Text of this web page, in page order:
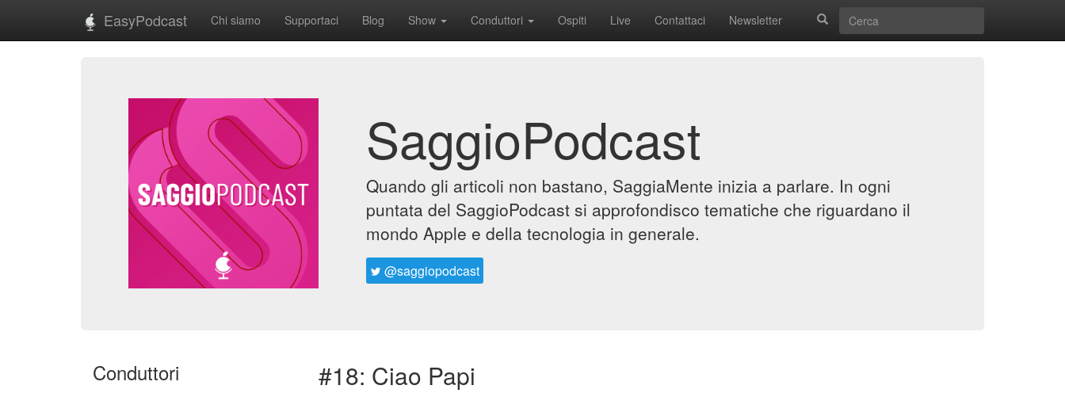
EasyPodcast Chi siamo Supportaci Blog Show Conduttori Ospiti Live Contattaci Newsletter
SaggioPodcast
Quando gli articoli non bastano, SaggiaMente inizia a parlare. In ogni
puntata del SaggioPodcast si approfondisco tematiche che riguardano il
mondo Apple e della tecnologia in generale.
@saggiopodcast
Conduttori #18: Ciao Papi